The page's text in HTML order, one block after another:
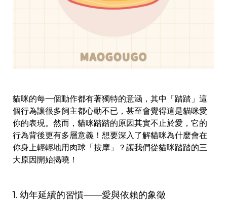
貓咪的每一個動作都有著獨特的意涵，其中「踏踏」這
個行為讓很多飼主都心動不已，甚至會覺得這是貓咪愛
你的表現。然而，貓咪踏踏的原因其實不止於愛，它的
行為背後更有多層意義！想要深入了解貓咪為什麼會在
你身上輕輕地用肉球「按摩」？讓我們從貓咪踏踏的三
大原因開始揭曉！
1. 幼年延續的習慣——愛與依賴的象徵